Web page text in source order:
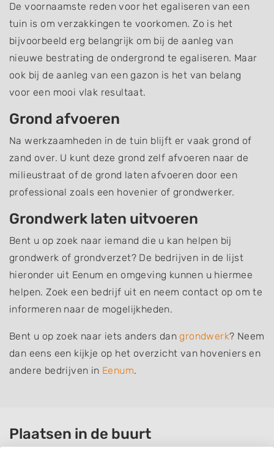
De voornaamste reden voor het egaliseren van een
tuin is om verzakkingen te voorkomen. Zo is het
bijvoorbeeld erg belangrijk om bij de aanleg van
nieuwe bestrating de ondergrond te egaliseren. Maar
ook bij de aanleg van een gazon is het van belang
voor een mooi vlak resultaat.
Grond afvoeren
Na werkzaamheden in de tuin blijft er vaak grond of
zand over. U kunt deze grond zelf afvoeren naar de
milieustraat of de grond laten afvoeren door een
professional zoals een hovenier of grondwerker.
Grondwerk laten uitvoeren
Bent u op zoek naar iemand die u kan helpen bij
grondwerk of grondverzet? De bedrijven in de lijst
hieronder uit Eenum en omgeving kunnen u hiermee
helpen. Zoek een bedrijf uit en neem contact op om te
informeren naar de mogelijkheden.
Bent u op zoek naar iets anders dangrondwerk? Neem
dan eens een kijkje op het overzicht van hoveniers en
andere bedrijven in Eenum.
Plaatsen in de buurt